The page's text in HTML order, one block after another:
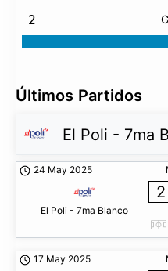
2
Últimos Partidos
El Poli - 7ma
24 May 2025
El Poli - 7ma Blanco
2
17 May 2025